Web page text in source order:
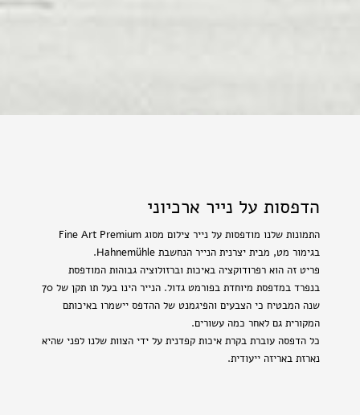
הדפסות על נייר ארכיוני
התמונות שלנו מודפסות על נייר צילום מסוג Fine Art Premium
בגימור מט, מבית יצרנית הנייר הנחשבת Hahnemühle.
פריט זה הוא רפרודוקציה באיכות וברזולוציה גבוהות המודפסת
בנפרד במדפסת מיוחדת בפורמט גדול. הנייר הינו בעל תו תקן של 70
שנה המבטיח כי הצבעים והפיגמנט של ההדפס יישמרו באיכותם
המקורית גם לאחר כמה עשורים.
כל הדפסה עוברת בקרת איכות קפדנית על ידי הצוות שלנו לפני שהיא
נארזת באריזה ייעודית.